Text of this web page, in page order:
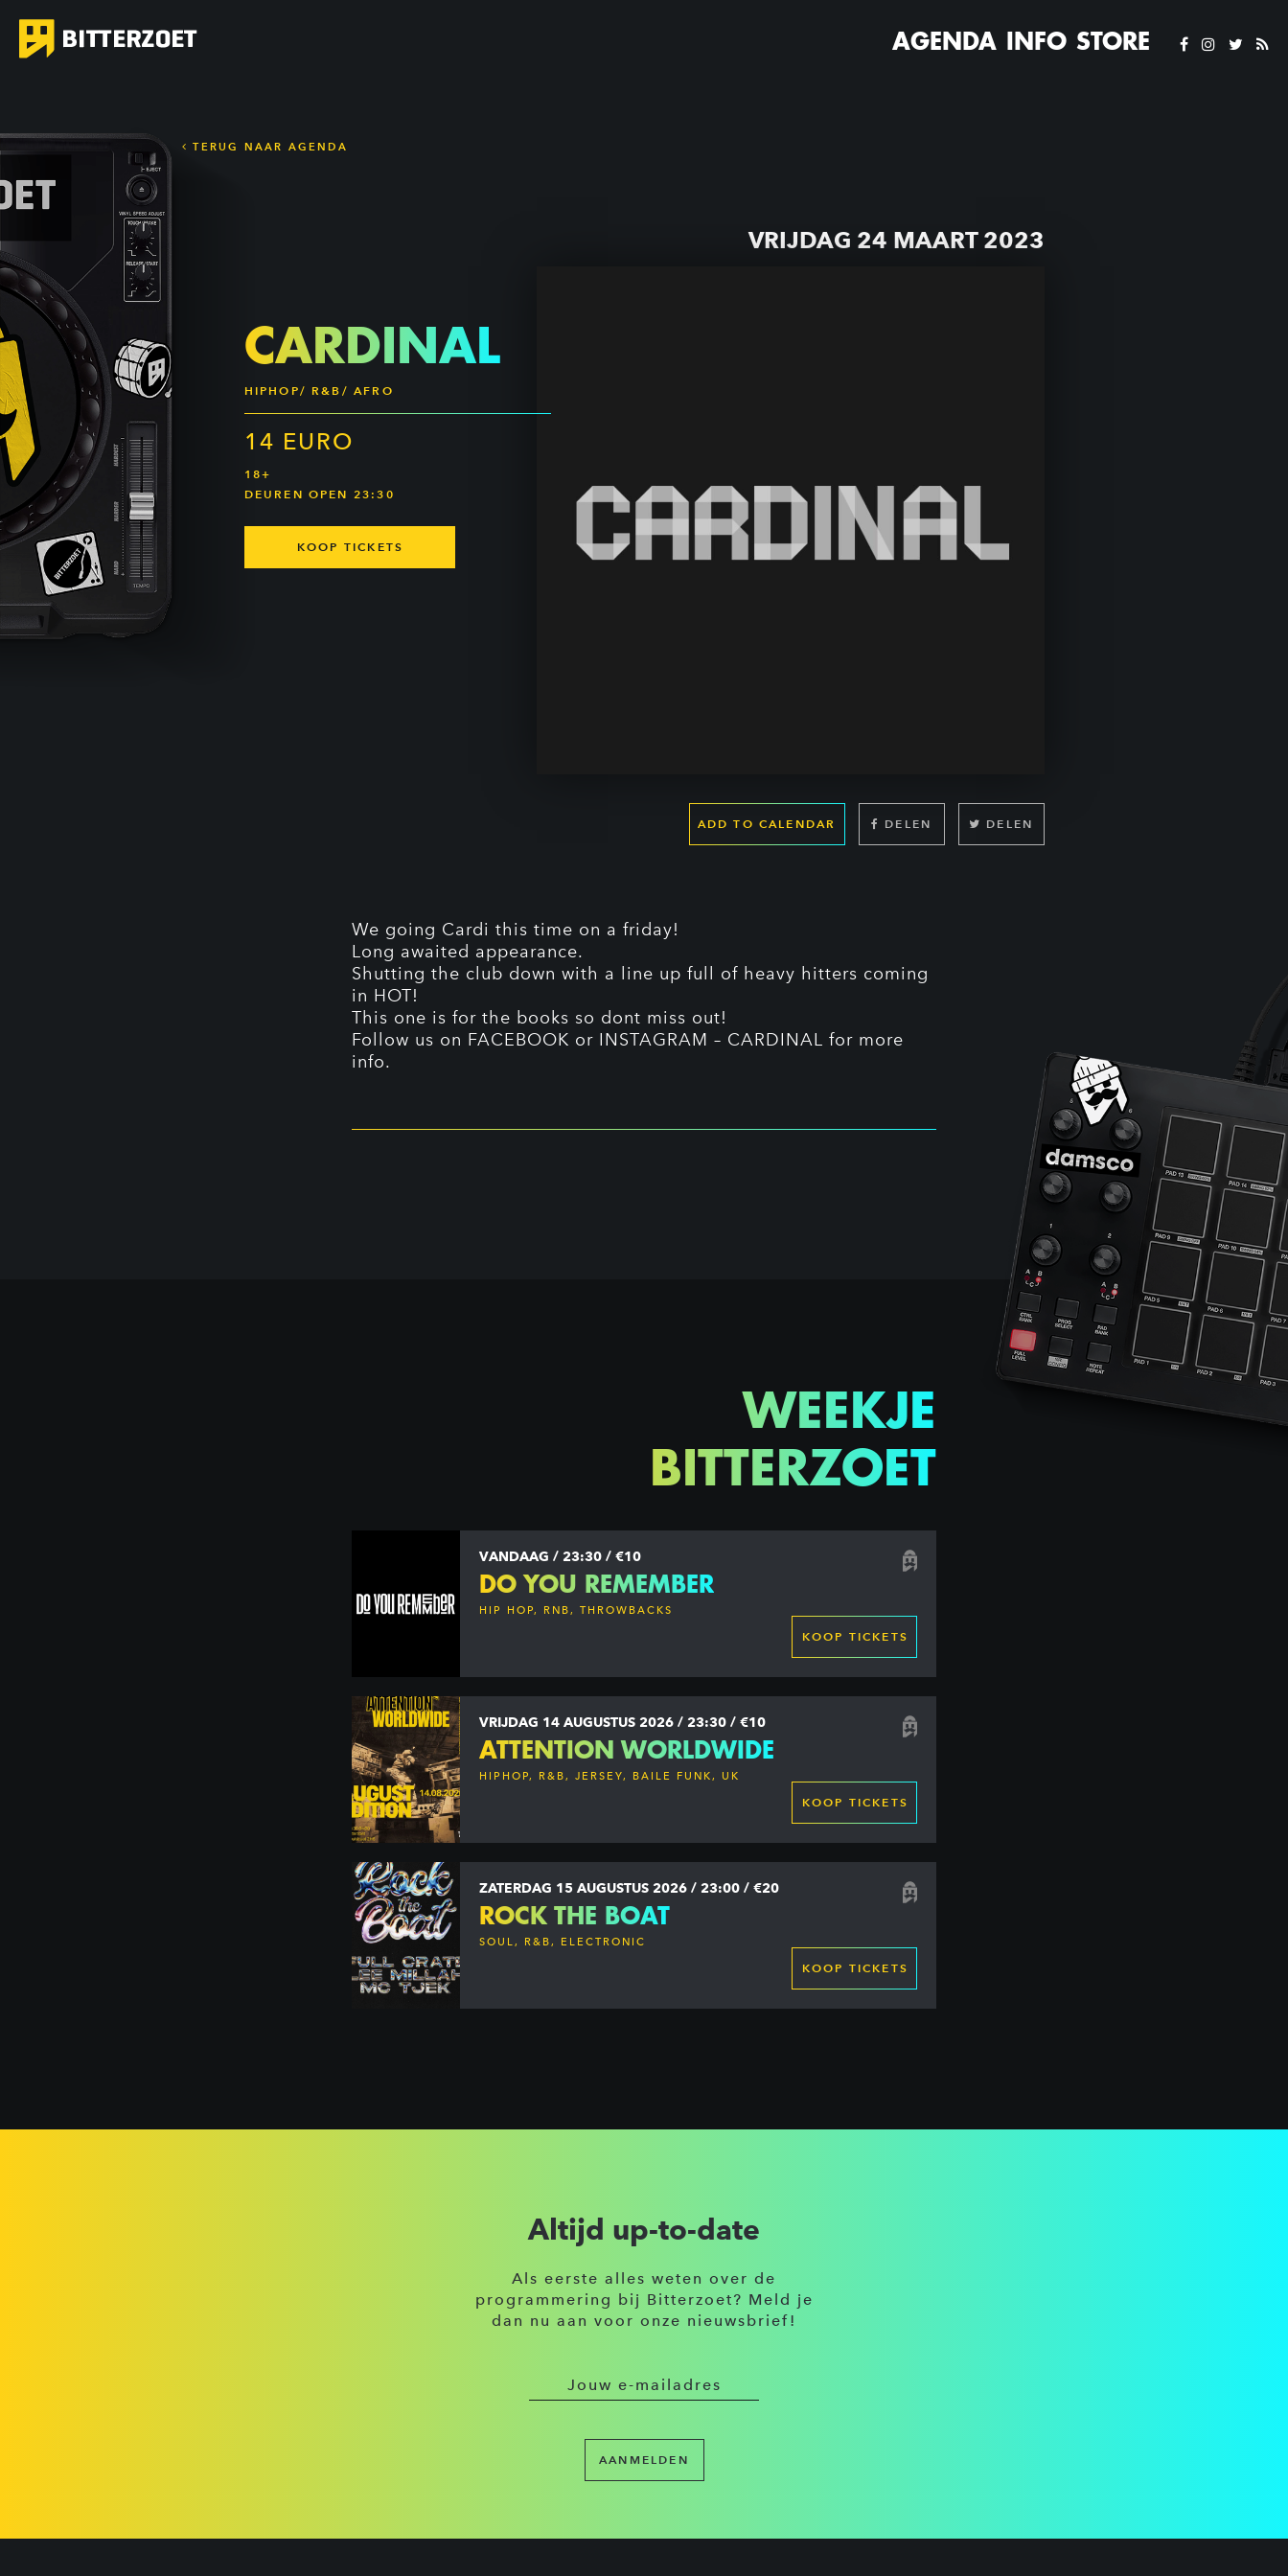
AGENDA INFO STORE
TERUG NAAR AGENDA
VRIJDAG 24 MAART 2023
ADD TO CALENDAR DELEN DELEN
CARDINAL
HIPHOP/ R&B/ AFRO
14 EURO
18+
DEUREN OPEN 23:30
KOOP TICKETS
We going Cardi this time on a friday!
Long awaited appearance.
Shutting the club down with a line up full of heavy hitters coming
in HOT!
This one is for the books so dont miss out!
Follow us on FACEBOOK or INSTAGRAM – CARDINAL for more
info.
WEEKJE
BITTERZOET
VANDAAG / 23:30 / €10
DO YOU REMEMBER
HIP HOP, RNB, THROWBACKS
KOOP TICKETS
VRIJDAG 14 AUGUSTUS 2026 / 23:30 / €10
ATTENTION WORLDWIDE
HIPHOP, R&B, JERSEY, BAILE FUNK, UK
KOOP TICKETS
ZATERDAG 15 AUGUSTUS 2026 / 23:00 / €20
ROCK THE BOAT
SOUL, R&B, ELECTRONIC
KOOP TICKETS
Altijd up-to-date
Als eerste alles weten over de
programmering bij Bitterzoet? Meld je
dan nu aan voor onze nieuwsbrief!
AANMELDEN